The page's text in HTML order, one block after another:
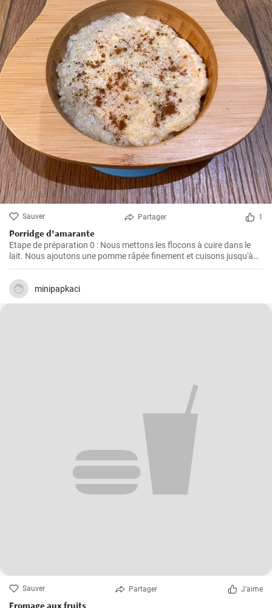
Sauver Partager 1
Porridge d'amarante
Etape de préparation 0 : Nous mettons les flocons à cuire dans le
lait. Nous ajoutons une pomme râpée finement et cuisons jusqu'à
ce que le porridge épaississe. Nous retirons du feu et ajoutons du
beurre de noix, mélangeons et saupoudrons d'épices à pain
d'épices.minipapkaci
Sauver Partager J'aime
Fromage aux fruits